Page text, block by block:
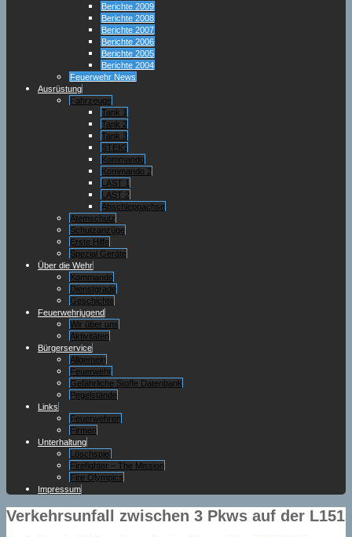
Berichte 2009
Berichte 2008
Berichte 2007
Berichte 2006
Berichte 2005
Berichte 2004
Feuerwehr News
Ausrüstung
Fahrzeuge
Tank 1
Tank 2
Tank 3
STEIG
Kommando
Kommando 2
LAST 1
LAST 2
Abschleppachse
Atemschutz
Schutzanzüge
Erste Hilfe
Spezial Geräte
Über die Wehr
Kommando
Dienstgrade
Geschichte
Feuerwehrjugend
Wir über uns
Aktivitäten
Bürgerservice
Allgemein
Feuerwehr
Gefährliche Stoffe Datenbank
Pegelstände
Links
Feuerwehren
Firmen
Unterhaltung
Löschspiel
Firefighter – The Mission
Fire Olympics
Impressum
Verkehrsunfall zwischen 3 Pkws auf der L151